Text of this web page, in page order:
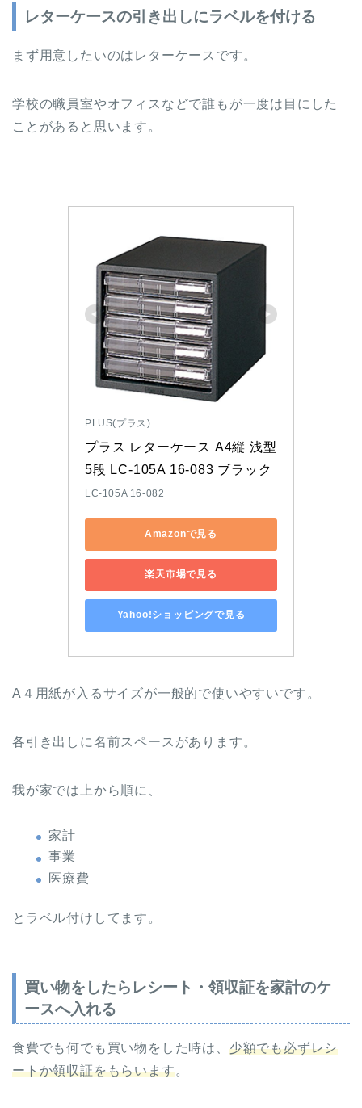
レターケースの引き出しにラベルを付ける
まず用意したいのはレターケースです。
学校の職員室やオフィスなどで誰もが一度は目にした
ことがあると思います。
PLUS(プラス)
プラス レターケース A4縦 浅型
5段 LC-105A 16-083 ブラック
LC-105A 16-082
Amazonで見る
楽天市場で見る
Yahoo!ショッピングで見る
A４用紙が入るサイズが一般的で使いやすいです。
各引き出しに名前スペースがあります。
我が家では上から順に、
家計
事業
医療費
とラベル付けしてます。
買い物をしたらレシート・領収証を家計のケ
ースへ入れる
食費でも何でも買い物をした時は、 少額でも必ずレシ
ートか領収証をもらいます。